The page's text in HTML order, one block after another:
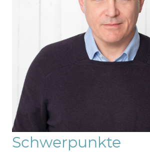
Schwerpunkte